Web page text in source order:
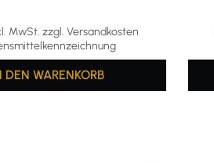
MwSt. zzgl. Versandkosten
DEN WARENKORB